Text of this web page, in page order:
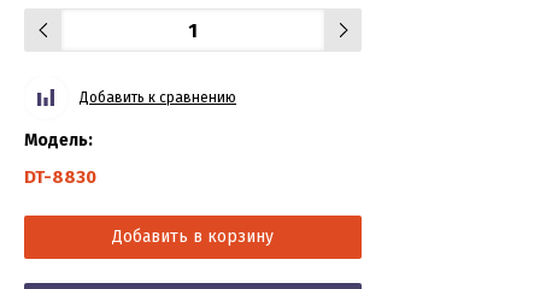
Добавить к сравнению
Модель:
DT-8830
Добавить в корзину